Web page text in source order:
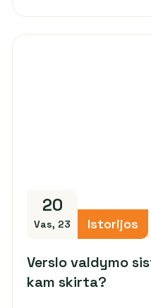
20
Vas, 23 Istorijos
Verslo valdymo
kam skirta?